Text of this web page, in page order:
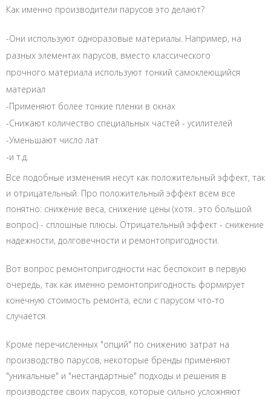
Как именно производители парусов это делают?
-Они используют одноразовые материалы. Например, на
разных элементах парусов, вместо классического
прочного материала используют тонкий самоклеющийся
материал
-Применяют более тонкие пленки в окнах
-Снижают количество специальных частей - усилителей
-Уменьшают число лат
-и т.д.
Все подобные изменения несут как положительный эффект, так
и отрицательный. Про положительный эффект всем все
понятно: снижение веса, снижение цены (хотя.. это большой
вопрос) - сплошные плюсы. Отрицательный эффект - снижение
надежности, долговечности и ремонтопригодности.
Вот вопрос ремонтопригодности нас беспокоит в первую
очередь, так как именно ремонтопригодность формирует
конечную стоимость ремонта, если с парусом что-то
случается.
Кроме перечисленных "опций" по снижению затрат на
производство парусов, некоторые бренды применяют
"уникальные" и "нестандартные" подходы и решения в
производстве своих парусов, которые сильно усложняют